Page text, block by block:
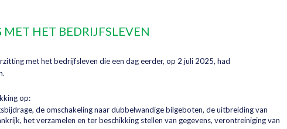
HET BEDRIJFSLEVEN
met het bedrijfsleven die een dag eerder, op 2 juli 2025, had
op:
de omschakeling naar dubbelwandige bilgeboten, de uitbreiding van
het verzamelen en ter beschikking stellen van gegevens, verontreiniging van